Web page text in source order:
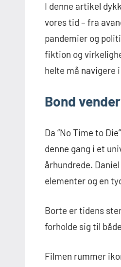
I denne artikel
vores tid – fra
pandemier og
fiktion og
helte må navigere
Bond
Da “No Time to
denne gang i et
århundrede.
elementer og en
Borte er tidens
forholde sig til
Filmen rummer